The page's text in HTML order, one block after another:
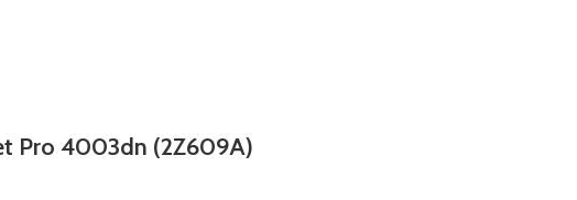
Pro 4003dn (2Z609A)